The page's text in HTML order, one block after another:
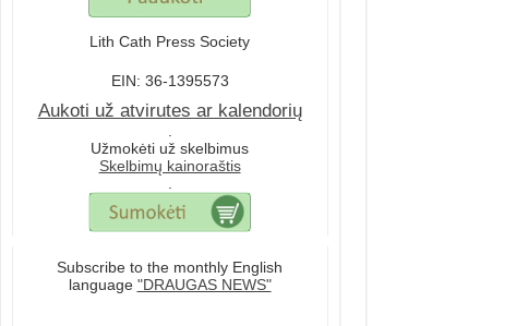
Lith Cath Press Society
EIN: 36-1395573
Aukoti už atvirutes ar kalendorių
.
Užmokėti už skelbimus
Skelbimų kainoraštis
.
Subscribe to the monthly English
language "DRAUGAS NEWS"